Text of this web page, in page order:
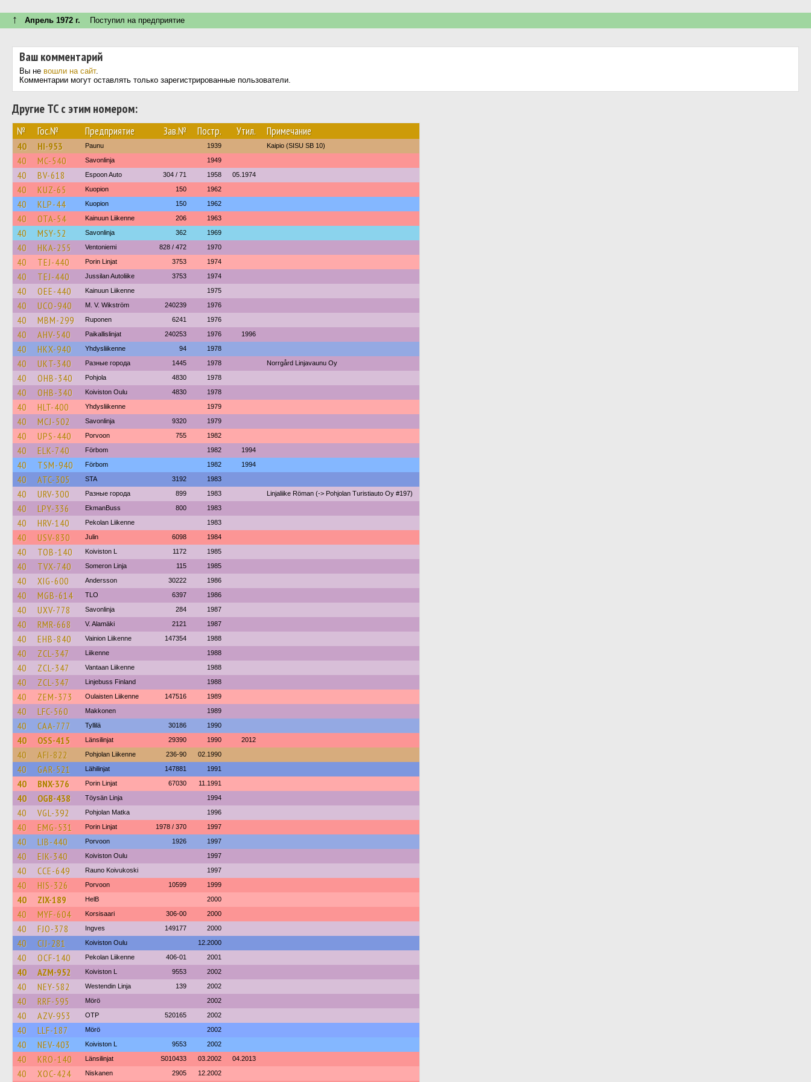
↑ Апрель 1972 г. Поступил на предприятие
Ваш комментарий
Вы не вошли на сайт.
Комментарии могут оставлять только зарегистрированные пользователи.
Другие ТС с этим номером:
№ Гос.№ Предприятие Зав.№ Постр. Утил. Примечание
40 HI-953 Paunu 1939 Kaipio (SISU SB 10)
40 MC-540 Savonlinja 1949
40 BV-618 Espoon Auto 304 / 71 1958 05.1974
40 KUZ-65 Kuopion 150 1962
40 KLP-44 Kuopion 150 1962
40 OTA-54 Kainuun Liikenne 206 1963
40 MSY-52 Savonlinja 362 1969
40 HKA-255 Ventoniemi 828 / 472 1970
40 TEJ-440 Porin Linjat 3753 1974
40 TEJ-440 Jussilan Autoliike 3753 1974
40 OEE-440 Kainuun Liikenne 1975
40 UCO-940 M. V. Wikström 240239 1976
40 MBM-299 Ruponen 6241 1976
40 AHV-540 Paikallislinjat 240253 1976 1996
40 HKX-940 Yhdysliikenne 94 1978
40 UKT-340 Разные города 1445 1978 Norrgård Linjavaunu Oy
40 OHB-340 Pohjola 4830 1978
40 OHB-340 Koiviston Oulu 4830 1978
40 HLT-400 Yhdysliikenne 1979
40 MCJ-502 Savonlinja 9320 1979
40 UPS-440 Porvoon 755 1982
40 ELK-740 Förbom 1982 1994
40 TSM-940 Förbom 1982 1994
40 ATC-305 STA 3192 1983
40 URV-300 Разные города 899 1983 Linjaliike Röman (-> Pohjolan Turistiauto Oy #197)
40 LPY-336 EkmanBuss 800 1983
40 HRV-140 Pekolan Liikenne 1983
40 USV-830 Julin 6098 1984
40 TOB-140 Koiviston L 1172 1985
40 TVX-740 Someron Linja 115 1985
40 XIG-600 Andersson 30222 1986
40 MGB-614 TLO 6397 1986
40 UXV-778 Savonlinja 284 1987
40 RMR-668 V. Alamäki 2121 1987
40 EHB-840 Vainion Liikenne 147354 1988
40 ZCL-347 Liikenne 1988
40 ZCL-347 Vantaan Liikenne 1988
40 ZCL-347 Linjebuss Finland 1988
40 ZEM-373 Oulaisten Liikenne 147516 1989
40 LFC-560 Makkonen 1989
40 CAA-777 Tyllilä 30186 1990
40 OSS-415 Länsilinjat 29390 1990 2012
40 AFI-822 Pohjolan Liikenne 236-90 02.1990
40 GAR-521 Lähilinjat 147881 1991
40 BNX-376 Porin Linjat 67030 11.1991
40 OGB-438 Töysän Linja 1994
40 VGL-392 Pohjolan Matka 1996
40 EMG-531 Porin Linjat 1978 / 370 1997
40 LIB-440 Porvoon 1926 1997
40 EIK-340 Koiviston Oulu 1997
40 CCE-649 Rauno Koivukoski 1997
40 HIS-326 Porvoon 10599 1999
40 ZIX-189 HelB 2000
40 MYF-604 Korsisaari 306-00 2000
40 FJO-378 Ingves 149177 2000
40 CIJ-281 Koiviston Oulu 12.2000
40 OCF-140 Pekolan Liikenne 406-01 2001
40 AZM-952 Koiviston L 9553 2002
40 NEY-582 Westendin Linja 139 2002
40 RRF-595 Mörö 2002
40 AZV-953 OTP 520165 2002
40 LLF-187 Mörö 2002
40 NEV-403 Koiviston L 9553 2002
40 KRO-140 Länsilinjat S010433 03.2002 04.2013
40 XOC-424 Niskanen 2905 12.2002